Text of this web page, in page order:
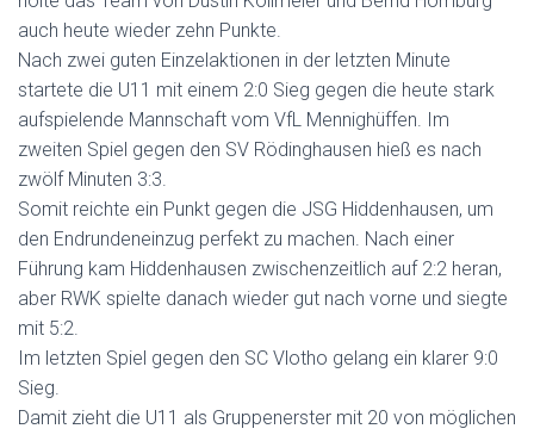
auch heute wieder zehn Punkte.
Nach zwei guten Einzelaktionen in der letzten Minute
startete die U11 mit einem 2:0 Sieg gegen die heute stark
aufspielende Mannschaft vom VfL Mennighüffen. Im
zweiten Spiel gegen den SV Rödinghausen hieß es nach
zwölf Minuten 3:3.
Somit reichte ein Punkt gegen die JSG Hiddenhausen, um
den Endrundeneinzug perfekt zu machen. Nach einer
Führung kam Hiddenhausen zwischenzeitlich auf 2:2 heran,
aber RWK spielte danach wieder gut nach vorne und siegte
mit 5:2.
Im letzten Spiel gegen den SC Vlotho gelang ein klarer 9:0
Sieg.
Damit zieht die U11 als Gruppenerster mit 20 von möglichen